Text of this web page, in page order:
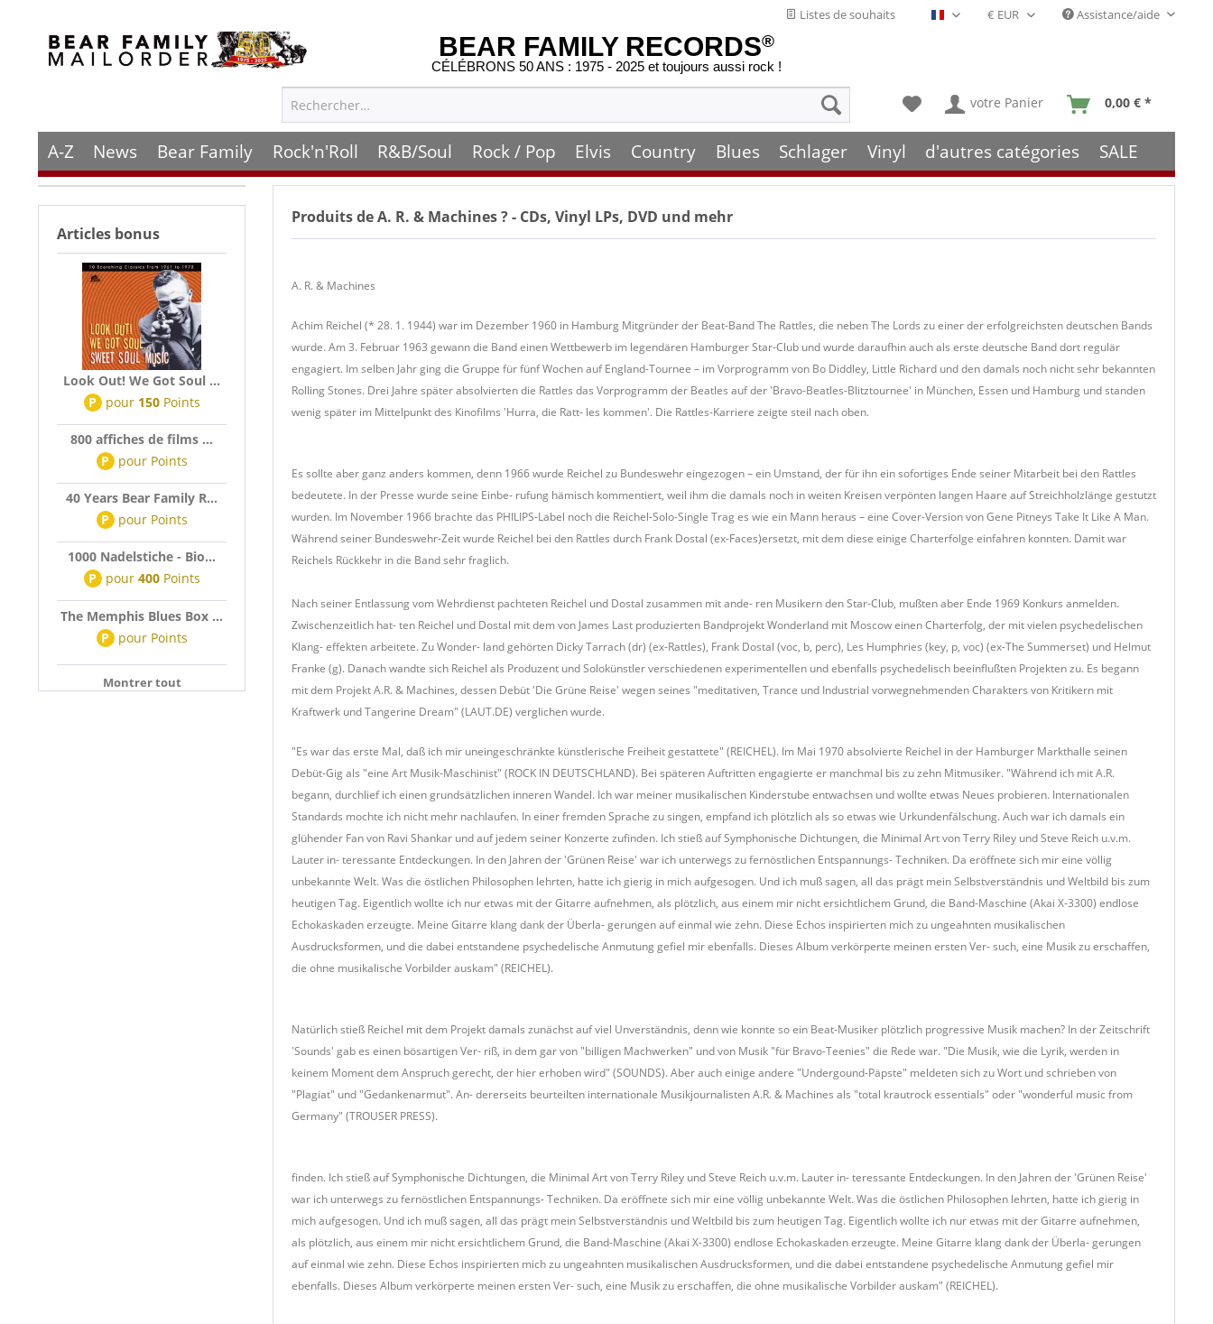
Listes de souhaits Français- FR Assistance/aide
BEAR FAMILY RECORDS®
CÉLÉBRONS 50 ANS : 1975 - 2025 et toujours aussi rock !
votre Panier 0,00 € *
A-Z News Bear Family Rock'n'Roll R&B/Soul Rock / Pop Elvis Country Blues Schlager Vinyl d'autres catégories SALE
Articles bonus
Look Out! We Got Soul ...
P pour 150Points
800 affiches de films ...
P pour Points
40 Years Bear Family R...
P pour Points
1000 Nadelstiche - Bio...
P pour 400Points
The Memphis Blues Box ...
P pour Points
Montrer tout
Produits deA. R. & Machines? - CDs, Vinyl LPs, DVD und mehr
A. R. & Machines
Achim Reichel (* 28. 1. 1944) war im Dezember 1960 in Hamburg Mitgründer der Beat-Band The Rattles, die neben The Lords zu einer der erfolgreichsten deutschen Bands
wurde. Am 3. Februar 1963 gewann die Band einen Wettbewerb im legendären Hamburger Star-Club und wurde daraufhin auch als erste deutsche Band dort regulär
engagiert. Im selben Jahr ging die Gruppe für fünf Wochen auf England-Tournee – im Vorprogramm von Bo Diddley, Little Richard und den damals noch nicht sehr bekannten
Rolling Stones. Drei Jahre später absolvierten die Rattles das Vorprogramm der Beatles auf der 'Bravo-Beatles-Blitztournee' in München, Essen und Hamburg und standen
wenig später im Mittelpunkt des Kinofilms 'Hurra, die Ratt- les kommen'. Die Rattles-Karriere zeigte steil nach oben.
Es sollte aber ganz anders kommen, denn 1966 wurde Reichel zu Bundeswehr eingezogen – ein Umstand, der für ihn ein sofortiges Ende seiner Mitarbeit bei den Rattles
bedeutete. In der Presse wurde seine Einbe- rufung hämisch kommentiert, weil ihm die damals noch in weiten Kreisen verpönten langen Haare auf Streichholzlänge gestutzt
wurden. Im November 1966 brachte das PHILIPS-Label noch die Reichel-Solo-Single Trag es wie ein Mann heraus – eine Cover-Version von Gene Pitneys Take It Like A Man.
Während seiner Bundeswehr-Zeit wurde Reichel bei den Rattles durch Frank Dostal (ex-Faces)ersetzt, mit dem diese einige Charterfolge einfahren konnten. Damit war
Reichels Rückkehr in die Band sehr fraglich.
Nach seiner Entlassung vom Wehrdienst pachteten Reichel und Dostal zusammen mit ande- ren Musikern den Star-Club, mußten aber Ende 1969 Konkurs anmelden.
Zwischenzeitlich hat- ten Reichel und Dostal mit dem von James Last produzierten Bandprojekt Wonderland mit Moscow einen Charterfolg, der mit vielen psychedelischen
Klang- effekten arbeitete. Zu Wonder- land gehörten Dicky Tarrach (dr) (ex-Rattles), Frank Dostal (voc, b, perc), Les Humphries (key, p, voc) (ex-The Summerset) und Helmut
Franke (g). Danach wandte sich Reichel als Produzent und Solokünstler verschiedenen experimentellen und ebenfalls psychedelisch beeinflußten Projekten zu. Es begann
mit dem Projekt A.R. & Machines, dessen Debüt 'Die Grüne Reise' wegen seines "meditativen, Trance und Industrial vorwegnehmenden Charakters von Kritikern mit
Kraftwerk und Tangerine Dream" (LAUT.DE) verglichen wurde.
"Es war das erste Mal, daß ich mir uneingeschränkte künstlerische Freiheit gestattete" (REICHEL). Im Mai 1970 absolvierte Reichel in der Hamburger Markthalle seinen
Debüt-Gig als "eine Art Musik-Maschinist" (ROCK IN DEUTSCHLAND). Bei späteren Auftritten engagierte er manchmal bis zu zehn Mitmusiker. "Während ich mit A.R.
begann, durchlief ich einen grundsätzlichen inneren Wandel. Ich war meiner musikalischen Kinderstube entwachsen und wollte etwas Neues probieren. Internationalen
Standards mochte ich nicht mehr nachlaufen. In einer fremden Sprache zu singen, empfand ich plötzlich als so etwas wie Urkundenfälschung. Auch war ich damals ein
glühender Fan von Ravi Shankar und auf jedem seiner Konzerte zufinden. Ich stieß auf Symphonische Dichtungen, die Minimal Art von Terry Riley und Steve Reich u.v.m.
Lauter in- teressante Entdeckungen. In den Jahren der 'Grünen Reise' war ich unterwegs zu fernöstlichen Entspannungs- Techniken. Da eröffnete sich mir eine völlig
unbekannte Welt. Was die östlichen Philosophen lehrten, hatte ich gierig in mich aufgesogen. Und ich muß sagen, all das prägt mein Selbstverständnis und Weltbild bis zum
heutigen Tag. Eigentlich wollte ich nur etwas mit der Gitarre aufnehmen, als plötzlich, aus einem mir nicht ersichtlichem Grund, die Band-Maschine (Akai X-3300) endlose
Echokaskaden erzeugte. Meine Gitarre klang dank der Überla- gerungen auf einmal wie zehn. Diese Echos inspirierten mich zu ungeahnten musikalischen
Ausdrucksformen, und die dabei entstandene psychedelische Anmutung gefiel mir ebenfalls. Dieses Album verkörperte meinen ersten Ver- such, eine Musik zu erschaffen,
die ohne musikalische Vorbilder auskam" (REICHEL).
Natürlich stieß Reichel mit dem Projekt damals zunächst auf viel Unverständnis, denn wie konnte so ein Beat-Musiker plötzlich progressive Musik machen? In der Zeitschrift
'Sounds' gab es einen bösartigen Ver- riß, in dem gar von "billigen Machwerken" und von Musik "für Bravo-Teenies" die Rede war. "Die Musik, wie die Lyrik, werden in
keinem Moment dem Anspruch gerecht, der hier erhoben wird" (SOUNDS). Aber auch einige andere "Undergound-Päpste" meldeten sich zu Wort und schrieben von
"Plagiat" und "Gedankenarmut". An- dererseits beurteilten internationale Musikjournalisten A.R. & Machines als "total krautrock essentials" oder "wonderful music from
Germany" (TROUSER PRESS).
finden. Ich stieß auf Symphonische Dichtungen, die Minimal Art von Terry Riley und Steve Reich u.v.m. Lauter in- teressante Entdeckungen. In den Jahren der 'Grünen Reise'
war ich unterwegs zu fernöstlichen Entspannungs- Techniken. Da eröffnete sich mir eine völlig unbekannte Welt. Was die östlichen Philosophen lehrten, hatte ich gierig in
mich aufgesogen. Und ich muß sagen, all das prägt mein Selbstverständnis und Weltbild bis zum heutigen Tag. Eigentlich wollte ich nur etwas mit der Gitarre aufnehmen,
als plötzlich, aus einem mir nicht ersichtlichem Grund, die Band-Maschine (Akai X-3300) endlose Echokaskaden erzeugte. Meine Gitarre klang dank der Überla- gerungen
auf einmal wie zehn. Diese Echos inspirierten mich zu ungeahnten musikalischen Ausdrucksformen, und die dabei entstandene psychedelische Anmutung gefiel mir
ebenfalls. Dieses Album verkörperte meinen ersten Ver- such, eine Musik zu erschaffen, die ohne musikalische Vorbilder auskam" (REICHEL).